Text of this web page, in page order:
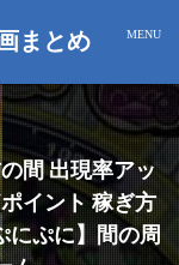
まとめ
間 出現率アッ
イント 稼ぎ方
にぷに】間の周